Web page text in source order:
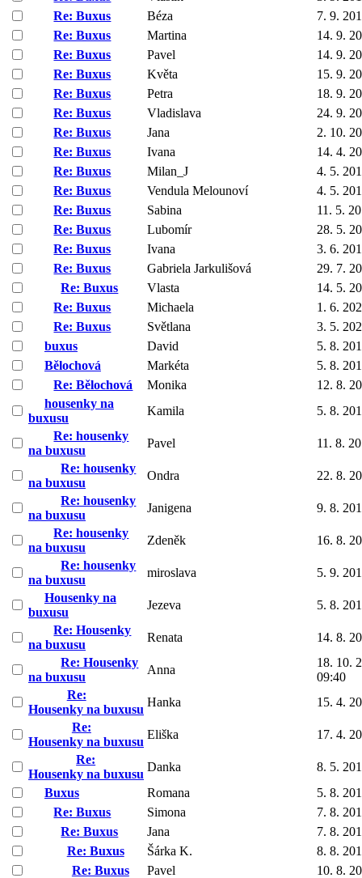
Re: Buxus
Béza
7. 9.
Re: Buxus
Martina
14. 9.
Re: Buxus
Pavel
14. 9.
Re: Buxus
Květa
15. 9.
Re: Buxus
Petra
18. 9.
Re: Buxus
Vladislava
24. 9.
Re: Buxus
Jana
2. 10.
Re: Buxus
Ivana
14. 4.
Re: Buxus
Milan_J
4. 5.
Re: Buxus
Vendula Melounoví
4. 5.
Re: Buxus
Sabina
11. 5.
Re: Buxus
Lubomír
28. 5.
Re: Buxus
Ivana
3. 6.
Re: Buxus
Gabriela Jarkulišová
29. 7.
Re: Buxus
Vlasta
14. 5.
Re: Buxus
Michaela
1. 6.
Re: Buxus
Světlana
3. 5.
buxus
David
5. 8.
Bělochová
Markéta
5. 8.
Re: Bělochová
Monika
12. 8.
housenky na
buxusu
Kamila
5. 8.
Re: housenky
na buxusu
Pavel
11. 8.
Re: housenky
na buxusu
Ondra
22. 8.
Re: housenky
na buxusu
Janigena
9. 8.
Re: housenky
na buxusu
Zdeněk
16. 8.
Re: housenky
na buxusu
miroslava
5. 9.
Housenky na
buxusu
Jezeva
5. 8.
Re: Housenky
na buxusu
Renata
14. 8.
Re: Housenky
na buxusu
Anna
18. 10.
09:40
Re:
Housenky na buxusu
Hanka
15. 4.
Re:
Housenky na buxusu
Eliška
17. 4.
Re:
Housenky na buxusu
Danka
8. 5.
Buxus
Romana
5. 8.
Re: Buxus
Simona
7. 8.
Re: Buxus
Jana
7. 8.
Re: Buxus
Šárka K.
8. 8.
Re: Buxus
Pavel
10. 8.